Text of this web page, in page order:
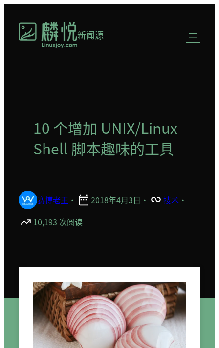
新闻源
10 个增加 UNIX/Linux
Shell 脚本趣味的工具
赛博老王 · 2018年4月3日 · 技术 ·
10,193 次阅读